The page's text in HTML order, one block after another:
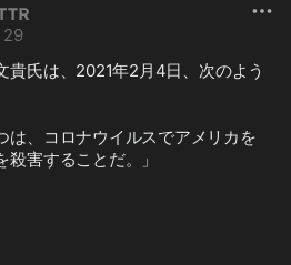
29
貴氏は、2021年2月4日、次のよう
は、コロナウイルスでアメリカを
害することだ。」